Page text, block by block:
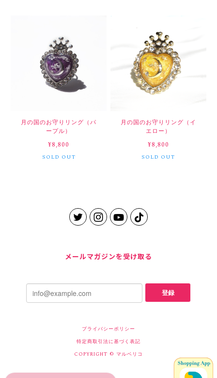
月の国のお守りリング（パ
ープル）
¥8,800
SOLD OUT
月の国のお守りリング（イ
エロー）
¥8,800
SOLD OUT
メールマガジンを受け取る
登録
プライバシーポリシー
特定商取引法に基づく表記
COPYRIGHT © マルベリコ